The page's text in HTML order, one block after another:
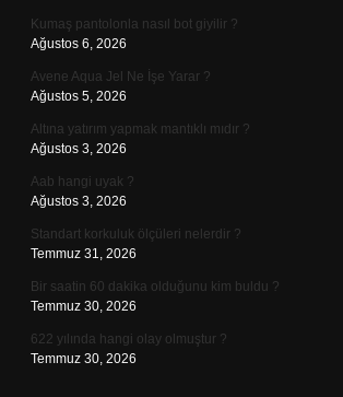
Kumaş pantolonla nasıl bot giyilir ?
Ağustos 6, 2026
Avene Aqua Jel Ne İşe Yarar ?
Ağustos 5, 2026
Altına yatırım yapmak mantıklı mıdır ?
Ağustos 3, 2026
Aab hangi uyak ?
Ağustos 3, 2026
Standart korkuluk ölçüleri nelerdir ?
Temmuz 31, 2026
Bir saatin 60 dakika olduğunu kim buldu ?
Temmuz 30, 2026
622 yılında hangi olay olmuştur ?
Temmuz 30, 2026